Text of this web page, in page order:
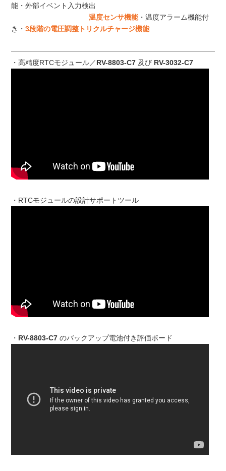
能・外部イベント入力検出
温度センサ機能・温度アラーム機能付
き・3段階の電圧調整トリクルチャージ機能
・高精度RTCモジュール／RV-8803-C7 及び RV-3032-C7
・RTCモジュールの設計サポートツール
・ RV-8803-C7 のバックアップ電池付き評価ボード